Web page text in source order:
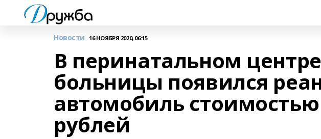
Новости 16 НОЯБРЯ 2020, 06:15
В перинатальном
больницы появился
автомобиль
рублей